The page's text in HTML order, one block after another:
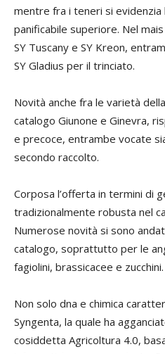
mentre fra i teneri si evidenzia
panificabile superiore. Nel
SY Tuscany e SY Kreon,
SY Gladius per il trinciato.
Novità anche fra le varietà
catalogo Giunone e Ginevra,
e precoce, entrambe vocate
secondo raccolto.
Corposa l’offerta in termini di
tradizionalmente robusta nel
Numerose novità si sono
catalogo, soprattutto per le
fagiolini, brassicacee e zucchini.
Non solo dna e chimica
Syngenta, la quale ha
cosiddetta Agricoltura 4.0,